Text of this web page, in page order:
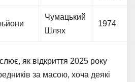
Чумацький
Шлях
1974
як відкриття 2025 року
за масою, хоча деякі